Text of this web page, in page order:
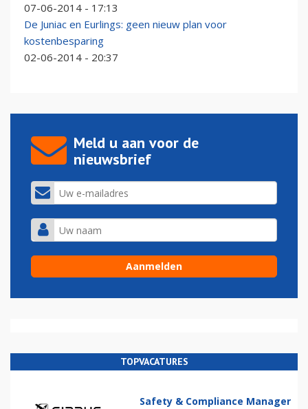
07-06-2014 - 17:13
De Juniac en Eurlings: geen nieuw plan voor
kostenbesparing
02-06-2014 - 20:37
Meld u aan voor de
nieuwsbrief
TOPVACATURES
Safety & Compliance Manager